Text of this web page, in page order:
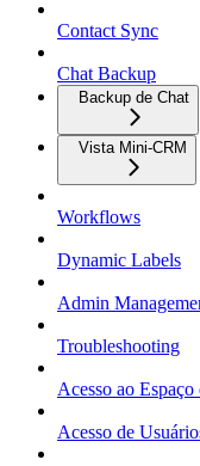
Contact Sync
Chat Backup
Backup de Chat
Vista Mini-CRM
Workflows
Dynamic Labels
Admin
Troubleshooting
Acesso ao
Acesso de